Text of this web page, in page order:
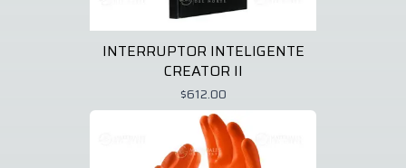
INTERRUPTOR INTELIGENTE
CREATOR II
$612.00